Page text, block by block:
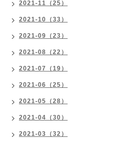
2021-11（25）
2021-10（33）
2021-09（23）
2021-08（22）
2021-07（19）
2021-06（25）
2021-05（28）
2021-04（30）
2021-03（32）